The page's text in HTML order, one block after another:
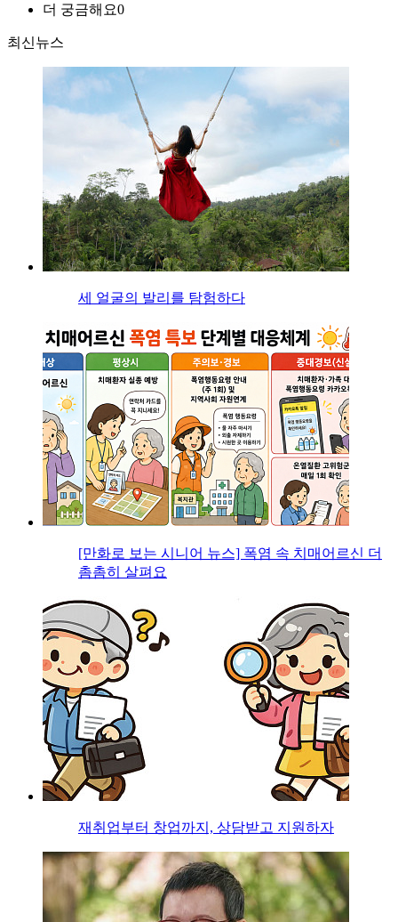
더 궁금해요0
최신뉴스
세 얼굴의 발리를 탐험하다
[만화로 보는 시니어 뉴스] 폭염 속 치매어르신 더
촘촘히 살펴요
재취업부터 창업까지, 상담받고 지원하자